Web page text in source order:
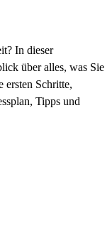
In dieser
über alles, was Sie
ersten Schritte,
Tipps und